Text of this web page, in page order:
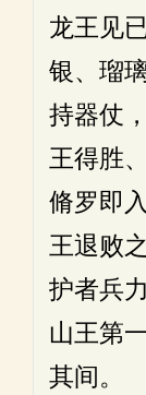
龙王见
银、瑠
持器仗
王得胜
脩罗即
王退败
护者兵
山王第
其间。